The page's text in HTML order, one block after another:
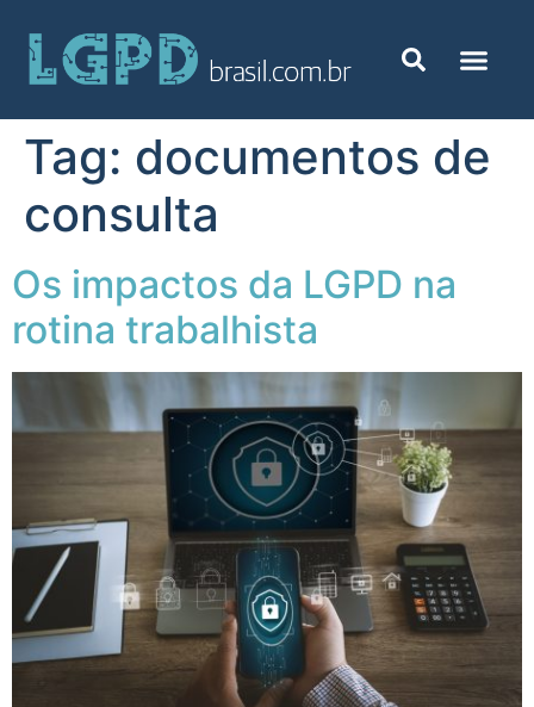
Tag: documentos de
consulta
Os impactos da LGPD na
rotina trabalhista